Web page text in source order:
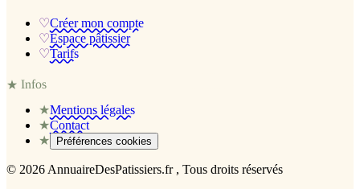
♡Créer mon compte
♡Espace pâtissier
♡Tarifs
★Infos
★Mentions légales
★Contact
★
Préférences cookies
© 2026 AnnuaireDesPatissiers.fr , Tous droits réservés